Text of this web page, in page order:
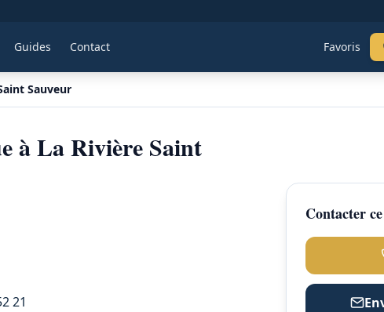
Guides Contact Favoris
Sauveur
à La Rivière Saint
21
Contacter